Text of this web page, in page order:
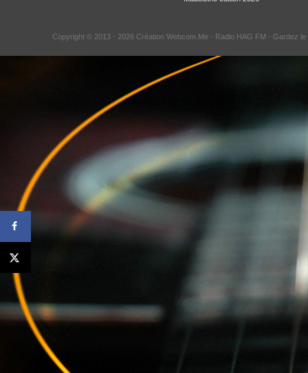
Copyright © 2013 - 2026 Création Webcom.Me - Radio HAG FM - Gardez le